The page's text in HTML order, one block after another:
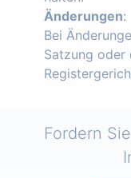
Änderungen:
Bei
Satzung oder
Fordern